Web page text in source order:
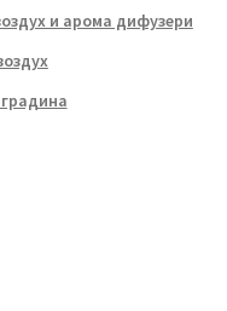
и арома дифузери